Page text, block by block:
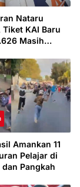
Nataru
KAI Baru
Masih
Amankan 11
Pelajar di
Pangkah